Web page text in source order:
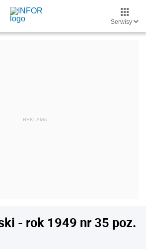
Serwisy
- rok 1949 nr 35 poz.